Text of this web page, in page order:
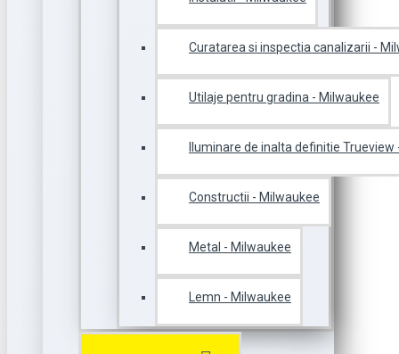
Curatarea si inspectia canalizarii -
Utilaje pentru gradina - Milwaukee
Iluminare de inalta definitie
Constructii - Milwaukee
Metal - Milwaukee
Lemn - Milwaukee